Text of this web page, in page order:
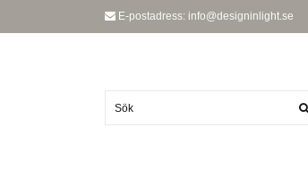
E-postadress: info@designinlight.se